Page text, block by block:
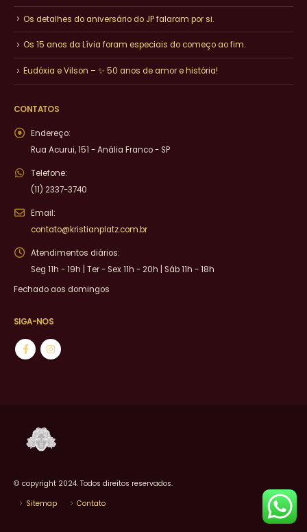
Os detalhes do aniversário do JP falaram por si.
Os 15 anos da Lívia foram especiais do começo ao fim.
Eudóxia e Vilson – ✨ 50 anos de amor e história!
CONTATOS
Endereço:
Rua Acurui, 151 - Anália Franco - SP
Telefone:
(11) 2337-3740
Email:
contato@kristianplatz.com.br
Atendimentos diários:
Seg 11h - 19h | Ter - Sex 11h - 20h | Sáb 11h - 18h
Fechado aos domingos
SIGA-NOS
© copyright 2024. Todos direitos reservados.
Sitemap
Contato